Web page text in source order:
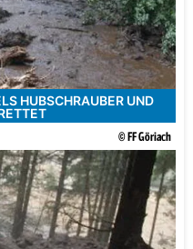
HUBSCHRAUBER UND
© FF Göriach